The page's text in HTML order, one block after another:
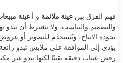
فهم الفرق بين عينة ملائمة و أ عينة
والتصميم والتناسب، ولا يشترط أن تبدو
بجودة الإنتاج، وتُستخدم للتصوير أو عروض
يؤدي إلى الموافقة على ملابس تبدو
رفض عينات دقيقة تقنيًا لكنها تبدو غير